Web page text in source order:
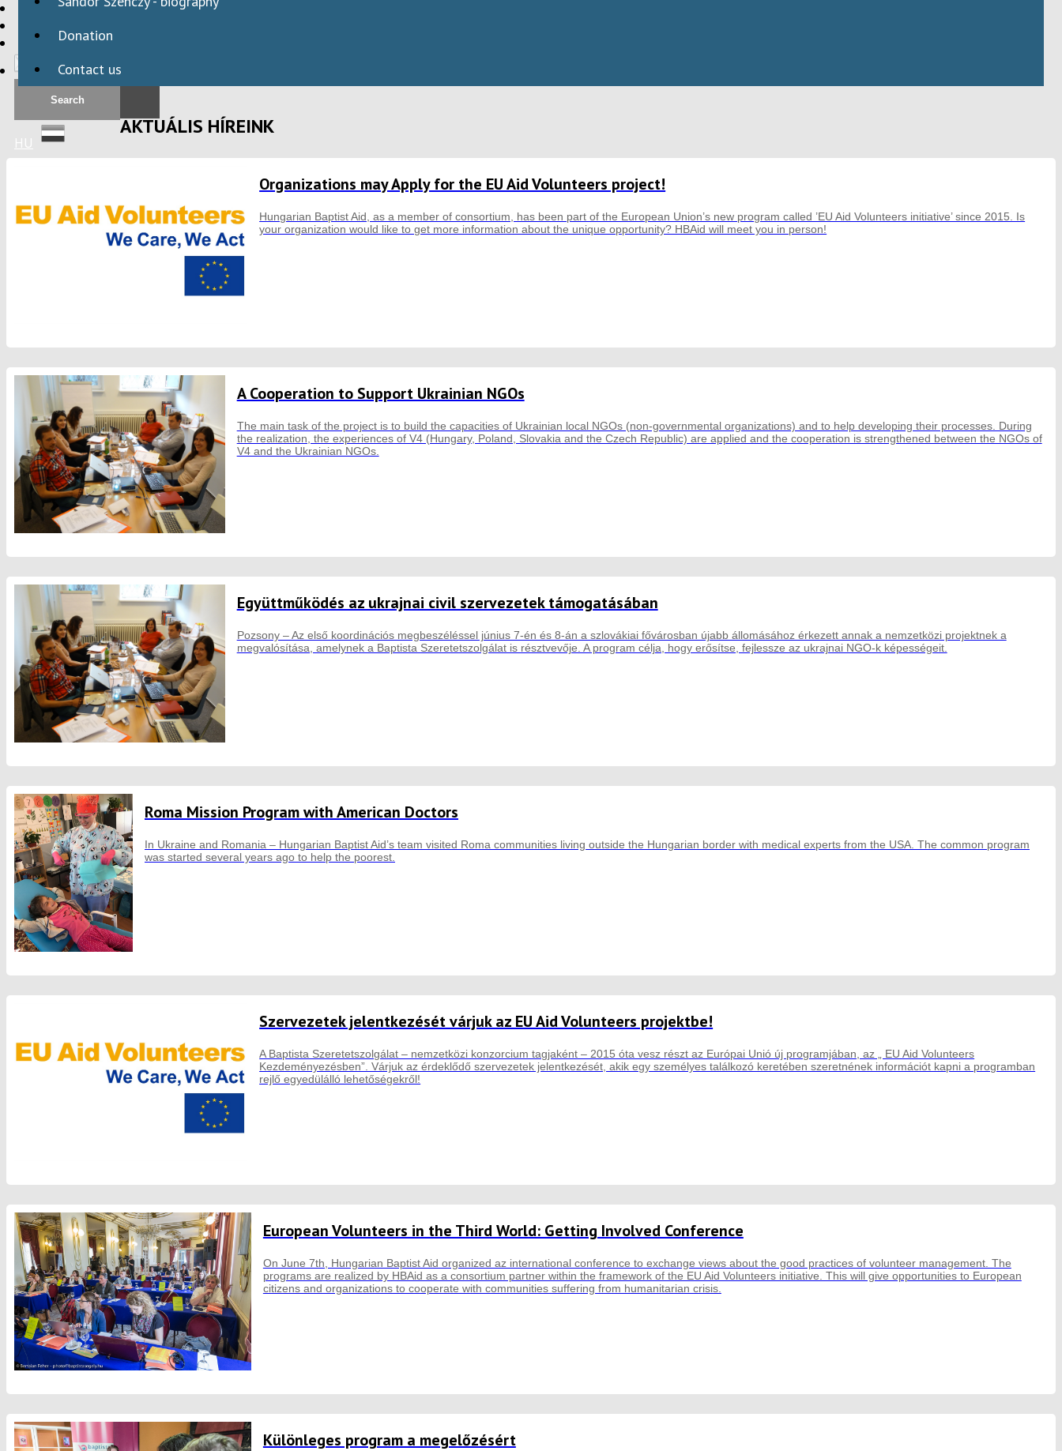
HBAID
INTERNATIONAL PROGRAMS
HU
Donation
Contact us
AKTUÁLIS HÍREINK
Organizations may Apply for the EU Aid Volunteers project!
Hungarian Baptist Aid, as a member of consortium, has been part of the European Union’s new program called ’EU Aid Volunteers initiative’ since 2015. Is
your organization would like to get more information about the unique opportunity? HBAid will meet you in person!
A Cooperation to Support Ukrainian NGOs
The main task of the project is to build the capacities of Ukrainian local NGOs (non-governmental organizations) and to help developing their processes. During
the realization, the experiences of V4 (Hungary, Poland, Slovakia and the Czech Republic) are applied and the cooperation is strengthened between the NGOs of
V4 and the Ukrainian NGOs.
Együttműködés az ukrajnai civil szervezetek támogatásában
Pozsony – Az első koordinációs megbeszéléssel június 7-én és 8-án a szlovákiai fővárosban újabb állomásához érkezett annak a nemzetközi projektnek a
megvalósítása, amelynek a Baptista Szeretetszolgálat is résztvevője. A program célja, hogy erősítse, fejlessze az ukrajnai NGO-k képességeit.
Roma Mission Program with American Doctors
In Ukraine and Romania – Hungarian Baptist Aid’s team visited Roma communities living outside the Hungarian border with medical experts from the USA. The common program
was started several years ago to help the poorest.
Szervezetek jelentkezését várjuk az EU Aid Volunteers projektbe!
A Baptista Szeretetszolgálat – nemzetközi konzorcium tagjaként – 2015 óta vesz részt az Európai Unió új programjában, az „ EU Aid Volunteers
Kezdeményezésben”. Várjuk az érdeklődő szervezetek jelentkezését, akik egy személyes találkozó keretében szeretnének információt kapni a programban
rejlő egyedülálló lehetőségekről!
European Volunteers in the Third World: Getting Involved Conference
On June 7th, Hungarian Baptist Aid organized az international conference to exchange views about the good practices of volunteer management. The
programs are realized by HBAid as a consortium partner within the framework of the EU Aid Volunteers initiative. This will give opportunities to European
citizens and organizations to cooperate with communities suffering from humanitarian crisis.
Különleges program a megelőzésért